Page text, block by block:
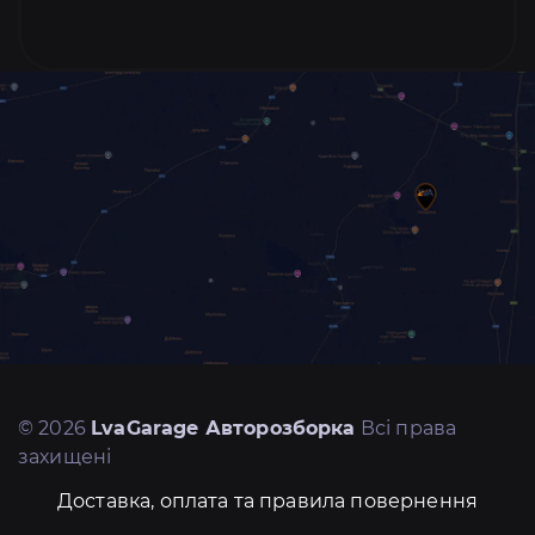
© 2026 LvaGarage Авторозборка Всі права
захищені
Доставка, оплата та правила повернення